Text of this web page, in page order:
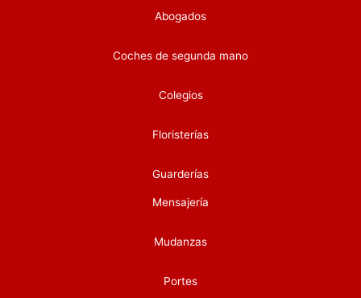
Abogados
Coches de segunda mano
Colegios
Floristerías
Guarderías
Mensajería
Mudanzas
Portes